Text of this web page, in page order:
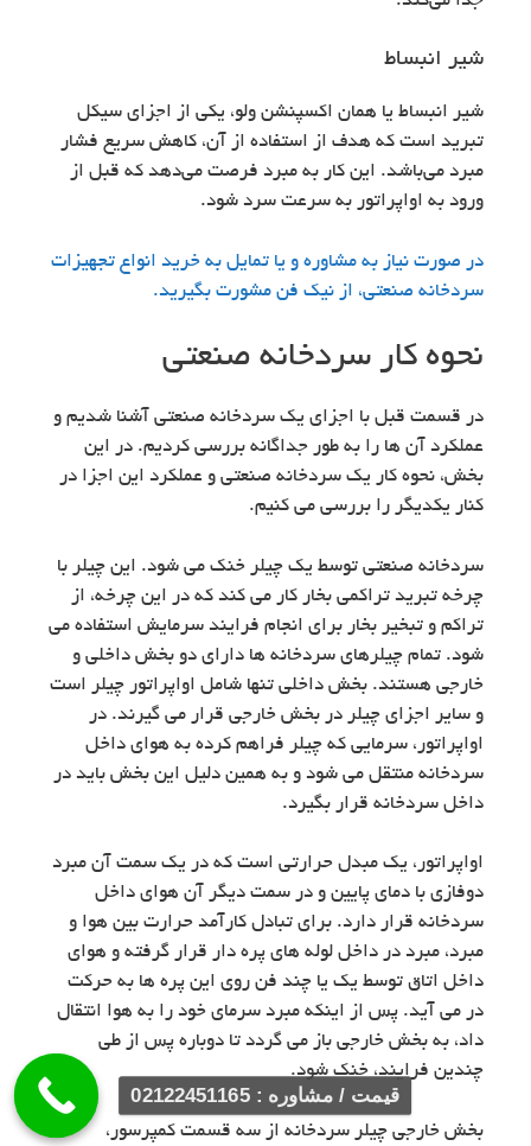
شیر انبساط
شیر انبساط یا همان اکسپنشن ولو، یکی از اجزای سیکل
تبرید است که هدف از استفاده از آن، کاهش سریع فشار
مبرد می‌باشد. این کار به مبرد فرصت می‌دهد که قبل از
ورود به اواپراتور به سرعت سرد شود.
در صورت نیاز به مشاوره و یا تمایل به خرید انواع تجهیزات
سردخانه صنعتی، از نیک فن مشورت بگیرید.
نحوه کار سردخانه صنعتی
در قسمت قبل با اجزای یک سردخانه صنعتی آشنا شدیم و
عملکرد آن ها را به طور جداگانه بررسی کردیم. در این
بخش، نحوه کار یک سردخانه صنعتی و عملکرد این اجزا در
کنار یکدیگر را بررسی می کنیم.
سردخانه صنعتی توسط یک چیلر خنک می شود. این چیلر با
چرخه تبرید تراکمی بخار کار می کند که در این چرخه، از
تراکم و تبخیر بخار برای انجام فرایند سرمایش استفاده می
شود. تمام چیلرهای سردخانه ها دارای دو بخش داخلی و
خارجی هستند. بخش داخلی تنها شامل اواپراتور چیلر است
و سایر اجزای چیلر در بخش خارجی قرار می گیرند. در
اواپراتور، سرمایی که چیلر فراهم کرده به هوای داخل
سردخانه منتقل می شود و به همین دلیل این بخش باید در
داخل سردخانه قرار بگیرد.
اواپراتور، یک مبدل حرارتی است که در یک سمت آن مبرد
دوفازی با دمای پایین و در سمت دیگر آن هوای داخل
سردخانه قرار دارد. برای تبادل کارآمد حرارت بین هوا و
مبرد، مبرد در داخل لوله های پره دار قرار گرفته و هوای
داخل اتاق توسط یک یا چند فن روی این پره ها به حرکت
در می آید. پس از اینکه مبرد سرمای خود را به هوا انتقال
داد، به بخش خارجی باز می گردد تا دوباره پس از طی
چندین فرایند، خنک شود.
بخش خارجی چیلر سردخانه از سه قسمت کمپرسور،
قیمت / مشاوره : 02122451165